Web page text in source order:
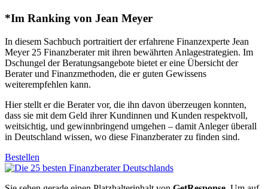
*Im Ranking von Jean Meyer
In diesem Sachbuch portraitiert der erfahrene Finanzexperte Jean
Meyer 25 Finanzberater mit ihren bewährten Anlagestrategien. Im
Dschungel der Beratungsangebote bietet er eine Übersicht der
Berater und Finanzmethoden, die er guten Gewissens
weiterempfehlen kann.
Hier stellt er die Berater vor, die ihn davon überzeugen konnten,
dass sie mit dem Geld ihrer Kundinnen und Kunden respektvoll,
weitsichtig, und gewinnbringend umgehen – damit Anleger überall
in Deutschland wissen, wo diese Finanzberater zu finden sind.
Bestellen